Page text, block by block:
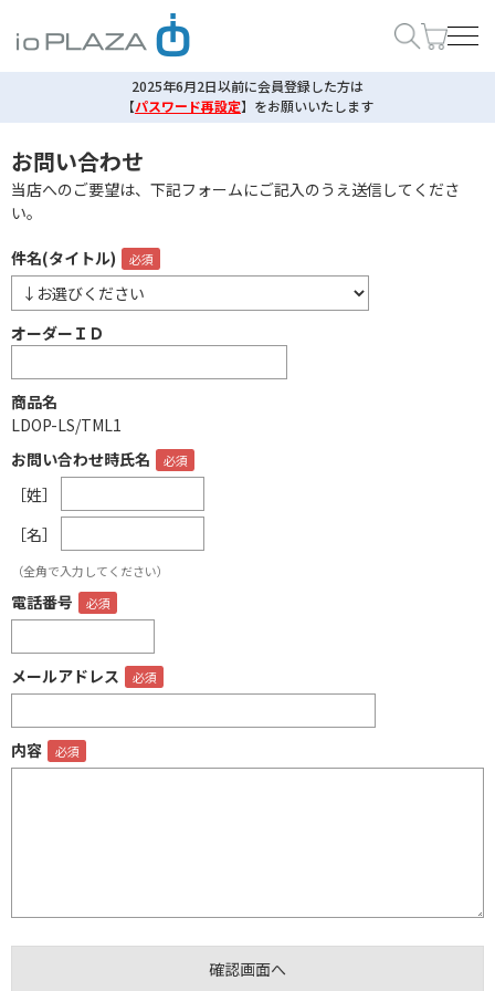
2025年6月2日以前に会員登録した方は
【パスワード再設定】 をお願いいたします
お問い合わせ
当店へのご要望は、下記フォームにご記入のうえ送信してくださ
い。
件名(タイトル)
オーダーＩＤ
商品名
LDOP-LS/TML1
お問い合わせ時氏名
［姓］
［名］
（全角で入力してください）
電話番号
メールアドレス
内容